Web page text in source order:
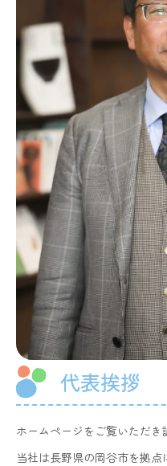
代表挨拶
ホームページをご覧いただき
当社は長野県の岡谷市を拠